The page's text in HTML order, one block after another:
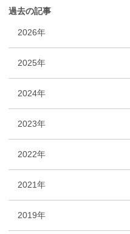
過去の記事
2026年
2025年
2024年
2023年
2022年
2021年
2019年